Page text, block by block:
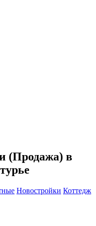
(Продажа) в
Новостройки Коттедж